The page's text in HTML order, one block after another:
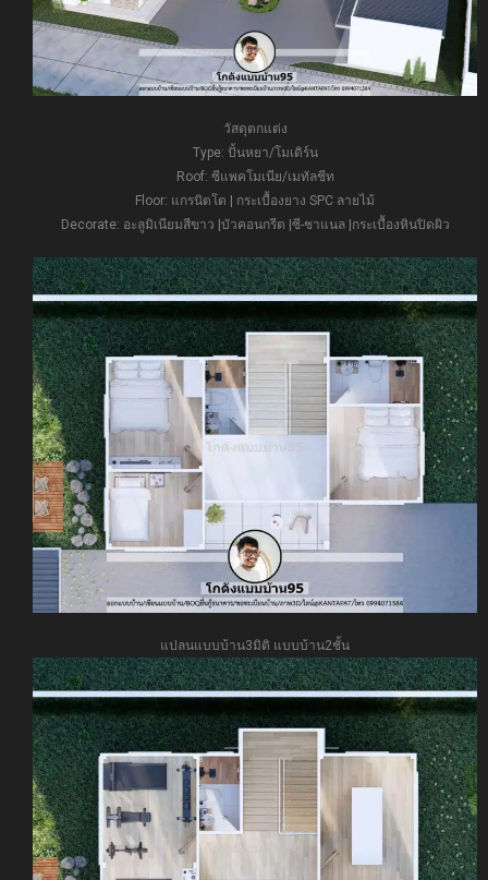
วัสดุตกแต่ง
Type: ปั้นหยา/โมเดิร์น
Roof: ซีแพคโมเนีย/เมทัลชีท
Floor: แกรนิตโต | กระเบื้องยาง SPC ลายไม้
Decorate: อะลูมิเนียมสีขาว |บัวคอนกรีต |ซี-ชาแนล |กระเบื้องหินปิดผิว
แปลนแบบบ้าน3มิติ แบบบ้าน2ชั้น